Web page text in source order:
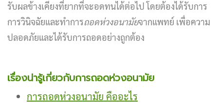
รับผลข้างเคียงที่ยากที่จะอดทนได้ต่อไป โดยต้องได้รับการ
การวินิจฉัยและทำการถอดห่วงอนามัยจากแพทย์ เพื่อความ
ปลอดภัยและได้รับการถอดอย่างถูกต้อง
เรื่องน่ารู้เกี่ยวกับการถอดห่วงอนามัย
การถอดห่วงอนามัย คืออะไร